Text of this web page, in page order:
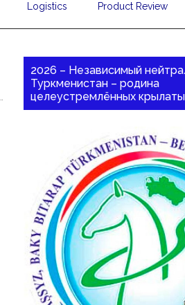
Logistics Product Review
2026 – Независимый
Туркменистан – родина
целеустремлённых